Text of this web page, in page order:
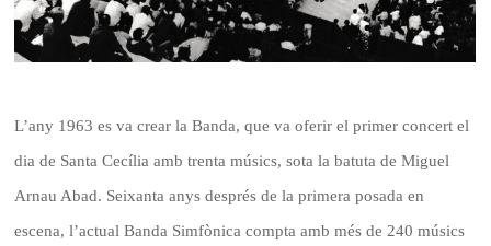
L’any 1963 es va crear la Banda, que va oferir el primer concert el
dia de Santa Cecília amb trenta músics, sota la batuta de Miguel
Arnau Abad. Seixanta anys després de la primera posada en
escena, l’actual Banda Simfònica compta amb més de 240 músics